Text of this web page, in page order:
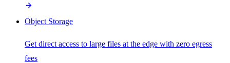
Object Storage
Get direct access to large files at the edge with zero egress
fees